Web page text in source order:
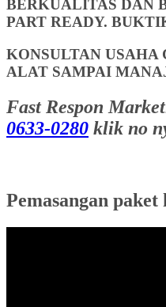
BERKUALITAS DAN
PART READY.
KONSULTAN
ALAT SAMPAI
Fast Respon
0633-0280 klik no
Pemasangan